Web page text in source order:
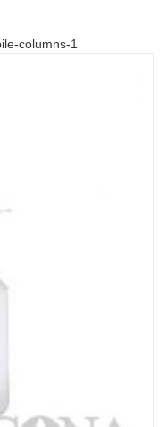
columns-1